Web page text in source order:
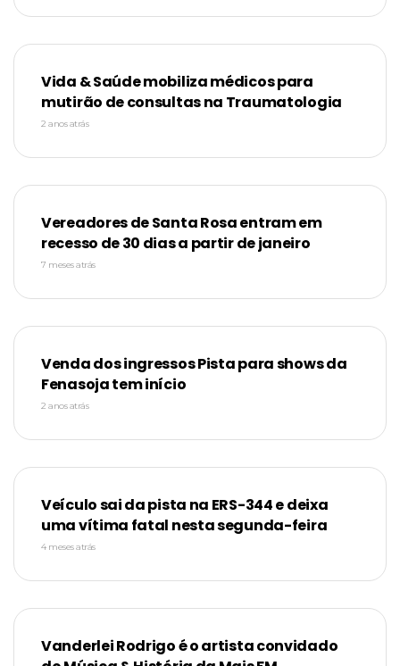
Vida & Saúde mobiliza médicos para
mutirão de consultas na Traumatologia
2 anos atrás
Vereadores de Santa Rosa entram em
recesso de 30 dias a partir de janeiro
7 meses atrás
Venda dos ingressos Pista para shows da
Fenasoja tem início
2 anos atrás
Veículo sai da pista na ERS-344 e deixa
uma vítima fatal nesta segunda-feira
4 meses atrás
Vanderlei Rodrigo é o artista convidado